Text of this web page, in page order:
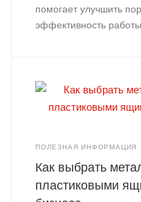
помогает улучшить
эффективность работы.
ПОЛЕЗНАЯ ИНФОРМАЦИЯ
Как выбрать
пластиковыми